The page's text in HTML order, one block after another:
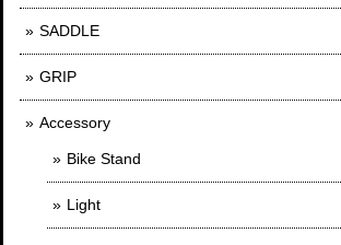
SADDLE
GRIP
Accessory
Bike Stand
Light